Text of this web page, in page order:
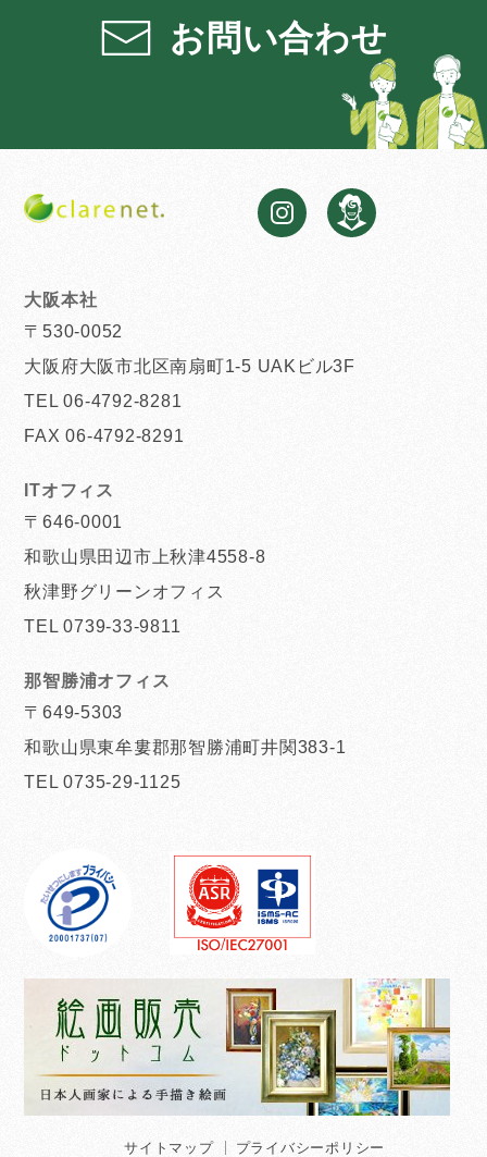
お問い合わせ
大阪本社
〒530-0052
大阪府大阪市北区南扇町1-5 UAKビル3F
TEL 06-4792-8281
FAX 06-4792-8291
ITオフィス
〒646-0001
和歌山県田辺市上秋津4558-8
秋津野グリーンオフィス
TEL 0739-33-9811
那智勝浦オフィス
〒649-5303
和歌山県東牟婁郡那智勝浦町井関383-1
TEL 0735-29-1125
サイトマップ プライバシーポリシー